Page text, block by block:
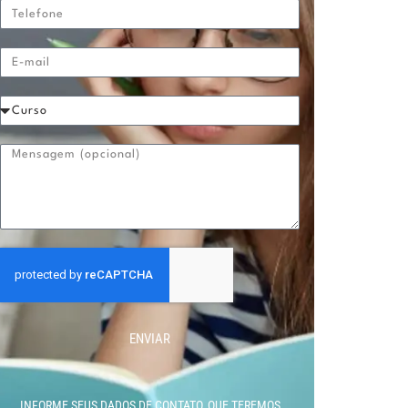
ENVIAR